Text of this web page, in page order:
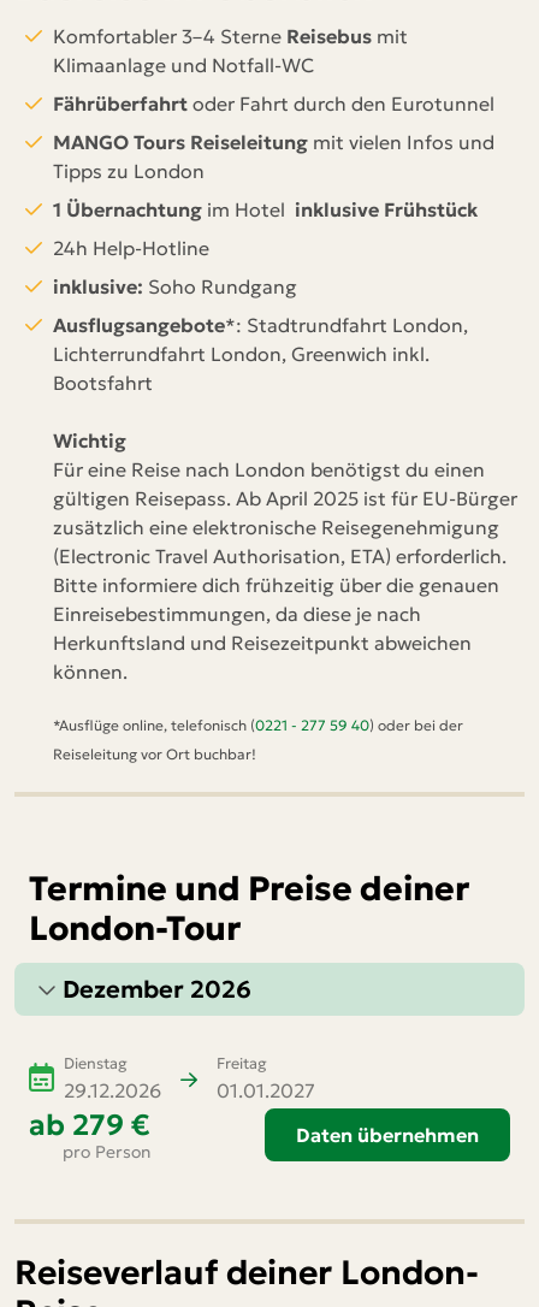
Komfortabler 3–4 Sterne Reisebus mit
Klimaanlage und Notfall-WC
Fährüberfahrt oder Fahrt durch den Eurotunnel
MANGO Tours Reiseleitung mit vielen Infos und
Tipps zu London
1 Übernachtung im Hotel inklusive Frühstück
24h Help-Hotline
inklusive: Soho Rundgang
Ausflugsangebote*: Stadtrundfahrt London,
Lichterrundfahrt London, Greenwich inkl.
Bootsfahrt
Wichtig
Für eine Reise nach London benötigst du einen
gültigen Reisepass. Ab April 2025 ist für EU-Bürger
zusätzlich eine elektronische Reisegenehmigung
(Electronic Travel Authorisation, ETA) erforderlich.
Bitte informiere dich frühzeitig über die genauen
Einreisebestimmungen, da diese je nach
Herkunftsland und Reisezeitpunkt abweichen
können.
*Ausflüge online, telefonisch (0221 - 277 59 40) oder bei der
Reiseleitung vor Ort buchbar!
Termine und Preise deiner
London-Tour
Dezember 2026
Dienstag
29.12.2026
Freitag
01.01.2027
ab 279 €
pro Person
Daten übernehmen
Reiseverlauf deiner London-